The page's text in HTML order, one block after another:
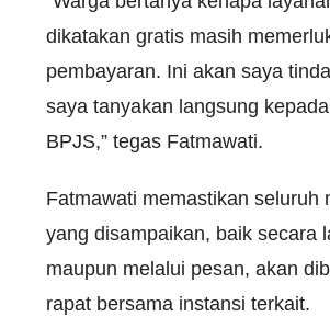
dikatakan gratis masih
pembayaran. Ini akan saya
saya tanyakan langsung
BPJS,” tegas Fatmawati.
Fatmawati memastikan seluruh
yang disampaikan, baik secara
maupun melalui pesan, akan
rapat bersama instansi terkait.